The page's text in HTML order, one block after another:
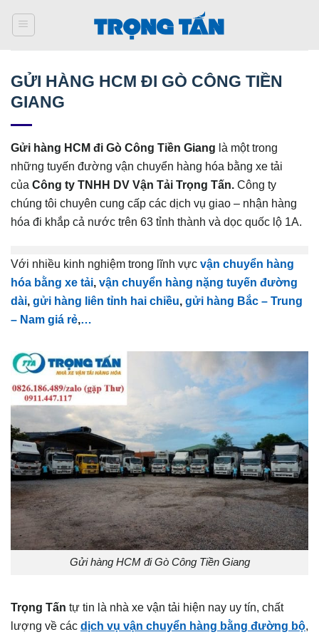
qua
GỬI HÀNG HCM ĐI GÒ CÔNG TIỀN
GIANG
Gửi hàng HCM đi Gò Công Tiền Giang là một trong
những tuyến đường vận chuyển hàng hóa bằng xe tải
của Công ty TNHH DV Vận Tải Trọng Tấn. Công ty
chúng tôi chuyên cung cấp các dịch vụ giao – nhận hàng
hóa đi khắp cả nước trên 63 tỉnh thành và dọc quốc lộ 1A.
Với nhiều kinh nghiệm trong lĩnh vực vận chuyển hàng
hóa bằng xe tải vận chuyển hàng nặng tuyến đường
dài gửi hàng liên tỉnh hai chiều gửi hàng Bắc – Trung
– Nam giá rẻ
Gửi hàng HCM đi Gò Công Tiền Giang
Trọng Tấn tự tin là nhà xe vận tải hiện nay uy tín, chất
lượng về các dịch vụ vận chuyển hàng bằng đường bộ,